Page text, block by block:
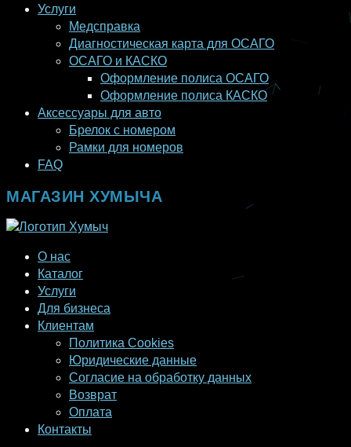
Услуги
Медсправка
Диагностическая карта для ОСАГО
ОСАГО и КАСКО
Оформление полиса ОСАГО
Оформление полиса КАСКО
Аксессуары для авто
Брелок с номером
Рамки для номеров
FAQ
МАГАЗИН ХУМЫЧА
О нас
Каталог
Услуги
Для бизнеса
Клиентам
Политика Cookies
Юридические данные
Согласие на обработку данных
Возврат
Оплата
Контакты